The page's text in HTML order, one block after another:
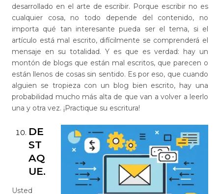
desarrollado en el arte de escribir. Porque escribir no es
cualquier cosa, no todo depende del contenido, no
importa qué tan interesante pueda ser el tema, si el
artículo está mal escrito, difícilmente se comprenderá el
mensaje en su totalidad. Y es que es verdad: hay un
montón de blogs que están mal escritos, que parecen o
están llenos de cosas sin sentido. Es por eso, que cuando
alguien se tropieza con un blog bien escrito, hay una
probabilidad mucho más alta de que van a volver a leerlo
una y otra vez. ¡Practique su escritura!
DE
ST
AQ
UE.
Usted